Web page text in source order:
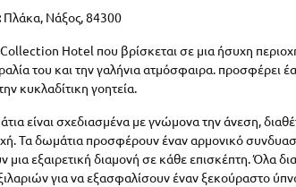
Πλάκα, Νάξος, 84300
Hotel που βρίσκεται σε μια ήσυχη
του και την γαλήνια ατμόσφαιρα. προσφέρει
κυκλαδίτικη γοητεία.
είναι σχεδιασμένα με γνώμονα την άνεση,
Τα δωμάτια προσφέρουν έναν αρμονικό
εξαιρετική διαμονή σε κάθε επισκέπτη. Όλα
για να εξασφαλίσουν έναν ξεκούραστο